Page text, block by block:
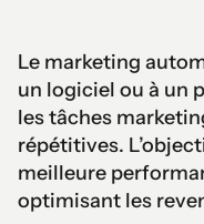
Le marketing
un logiciel ou à un
les tâches
répétitives.
meilleure
optimisant les